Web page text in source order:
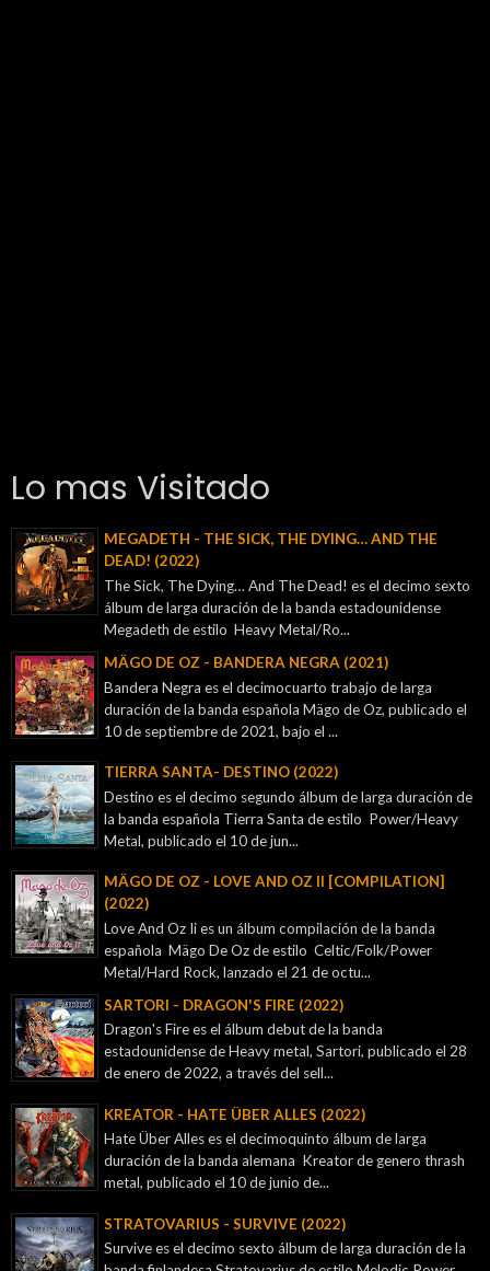
Lo mas Visitado
MEGADETH - THE SICK, THE DYING… AND THE
DEAD! (2022)
The Sick, The Dying… And The Dead! es el decimo sexto
álbum de larga duración de la banda estadounidense
Megadeth de estilo Heavy Metal/Ro...
MÄGO DE OZ - BANDERA NEGRA (2021)
Bandera Negra es el decimocuarto trabajo de larga
duración de la banda española Mägo de Oz, publicado el
10 de septiembre de 2021, bajo el ...
TIERRA SANTA- DESTINO (2022)
Destino es el decimo segundo álbum de larga duración de
la banda española Tierra Santa de estilo Power/Heavy
Metal, publicado el 10 de jun...
MÄGO DE OZ - LOVE AND OZ II [COMPILATION]
(2022)
Love And Oz Ii es un álbum compilación de la banda
española Mägo De Oz de estilo Celtic/Folk/Power
Metal/Hard Rock, lanzado el 21 de octu...
SARTORI - DRAGON'S FIRE (2022)
Dragon's Fire es el álbum debut de la banda
estadounidense de Heavy metal, Sartori, publicado el 28
de enero de 2022, a través del sell...
KREATOR - ‎HATE ÜBER ALLES (2022)
Hate Über Alles es el decimoquinto álbum de larga
duración de la banda alemana Kreator de genero thrash
metal, publicado el 10 de junio de...
STRATOVARIUS - SURVIVE (2022)
Survive es el decimo sexto álbum de larga duración de la